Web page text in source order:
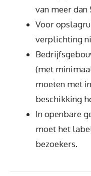
van meer dan
Voor
verplichting
(met
moeten met
beschikking
In openbare
moet het
bezoekers.